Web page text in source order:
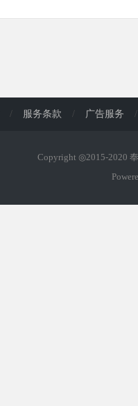
/ 服务条款 / 广告服务 /
Copyright ◎2015-2020